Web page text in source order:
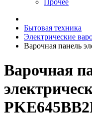
Прочее
Бытовая техника
Электрические
Варочная панель
Варочная